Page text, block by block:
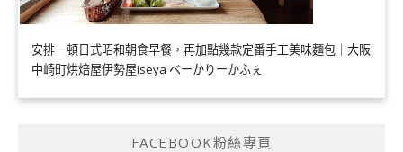
安排一頓日式昭和朝食早餐，再加點幾款定番手工美味麵包｜大阪
中崎町烘焙屋伊勢屋Iseya べーかりーかふぇ
FACEBOOK粉絲專頁